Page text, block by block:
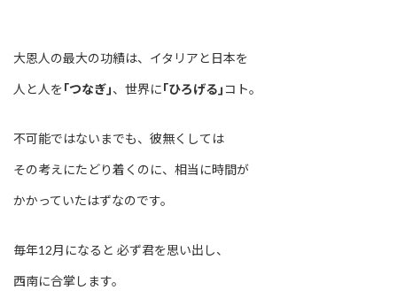
大恩人の最大の功績は、イタリアと日本を
人と人を｢つなぎ｣、世界に｢ひろげる｣コト。
不可能ではないまでも、彼無くしては
その考えにたどり着くのに、相当に時間が
かかっていたはずなのです。
毎年12月になると 必ず君を思い出し、
西南に合掌します。